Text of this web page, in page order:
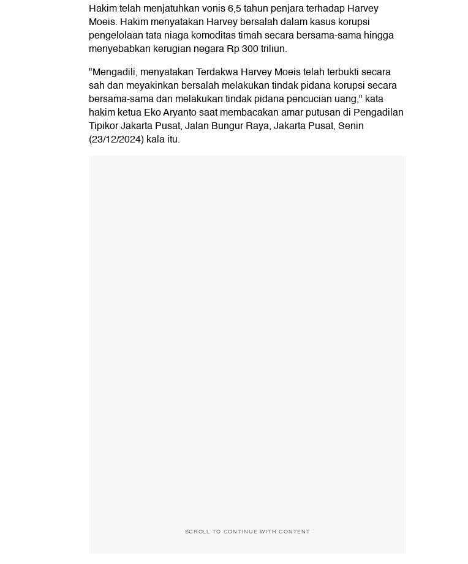
Hakim telah menjatuhkan vonis 6,5 tahun penjara terhadap Harvey
Moeis. Hakim menyatakan Harvey bersalah dalam kasus korupsi
pengelolaan tata niaga komoditas timah secara bersama-sama hingga
menyebabkan kerugian negara Rp 300 triliun.
"Mengadili, menyatakan Terdakwa Harvey Moeis telah terbukti secara
sah dan meyakinkan bersalah melakukan tindak pidana korupsi secara
bersama-sama dan melakukan tindak pidana pencucian uang," kata
hakim ketua Eko Aryanto saat membacakan amar putusan di Pengadilan
Tipikor Jakarta Pusat, Jalan Bungur Raya, Jakarta Pusat, Senin
(23/12/2024) kala itu.
SCROLL TO CONTINUE WITH CONTENT